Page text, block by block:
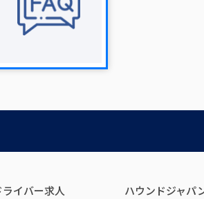
ライバー求人 ハウンドジャパ